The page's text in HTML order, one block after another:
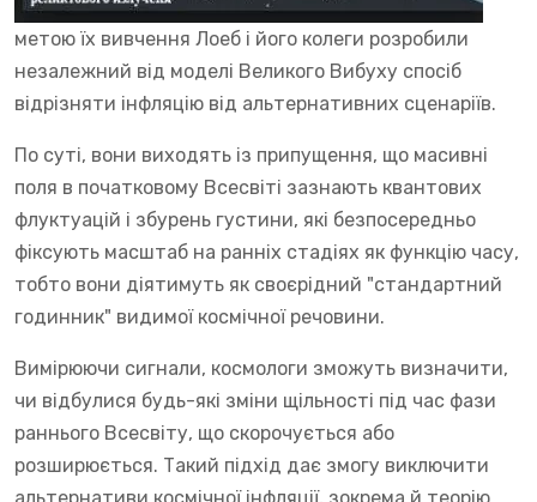
метою їх вивчення Лоеб і його колеги розробили
незалежний від моделі Великого Вибуху спосіб
відрізняти інфляцію від альтернативних сценаріїв.
По суті, вони виходять із припущення, що масивні
поля в початковому Всесвіті зазнають квантових
флуктуацій і збурень густини, які безпосередньо
фіксують масштаб на ранніх стадіях як функцію часу,
тобто вони діятимуть як своєрідний "стандартний
годинник" видимої космічної речовини.
Вимірюючи сигнали, космологи зможуть визначити,
чи відбулися будь-які зміни щільності під час фази
раннього Всесвіту, що скорочується або
розширюється. Такий підхід дає змогу виключити
альтернативи космічної інфляції, зокрема й теорію